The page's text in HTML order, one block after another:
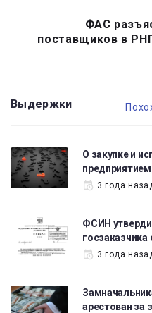
ФАС
поставщиков в
Выдержки
О закупке и
3 года
ФСИН
госзаказчика
3 года
арестован за